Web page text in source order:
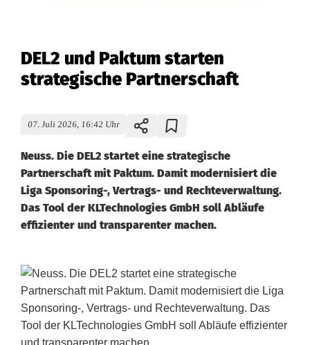
DEL2 und Paktum starten
strategische Partnerschaft
07. Juli 2026, 16:42 Uhr
Neuss. Die DEL2 startet eine strategische
Partnerschaft mit Paktum. Damit modernisiert die
Liga Sponsoring-, Vertrags- und Rechteverwaltung.
Das Tool der KLTechnologies GmbH soll Abläufe
effizienter und transparenter machen.